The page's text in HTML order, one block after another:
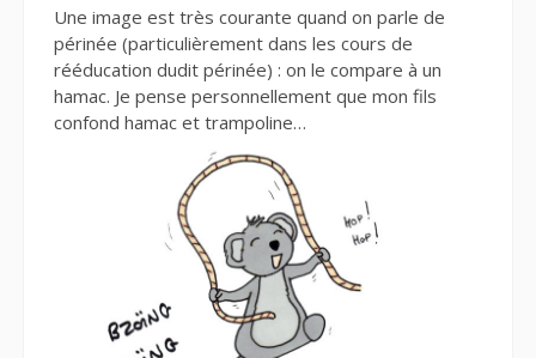
Une image est très courante quand on parle de
périnée (particulièrement dans les cours de
rééducation dudit périnée) : on le compare à un
hamac. Je pense personnellement que mon fils
confond hamac et trampoline…